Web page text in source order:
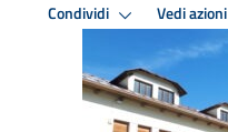
Condividi Vedi azioni